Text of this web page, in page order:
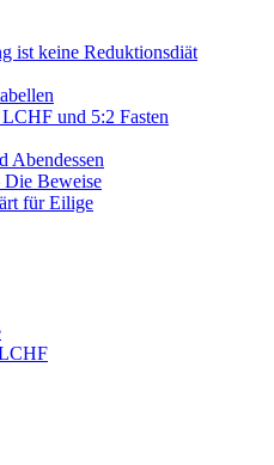
ist keine Reduktionsdiät
und 5:2 Fasten
Abendessen
Beweise
für Eilige